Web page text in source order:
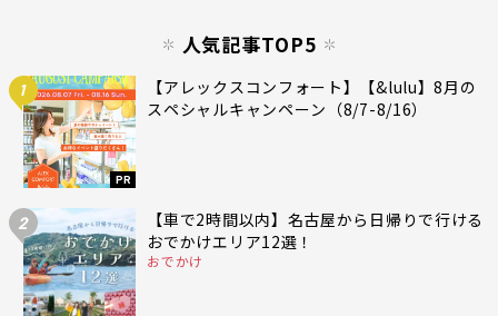
人気記事TOP5
1
PR
【アレックスコンフォート】【&lulu】8月の
スペシャルキャンペーン（8/7-8/16）
2
【車で2時間以内】名古屋から日帰りで行ける
おでかけエリア12選！
おでかけ